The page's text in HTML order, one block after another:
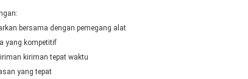
bersama dengan pemegang alat
yang kompetitif
kiriman tepat waktu
yang tepat